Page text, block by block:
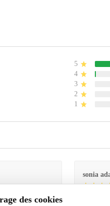
5
4
3
2
1
rapide. Je
sonia
des cookies